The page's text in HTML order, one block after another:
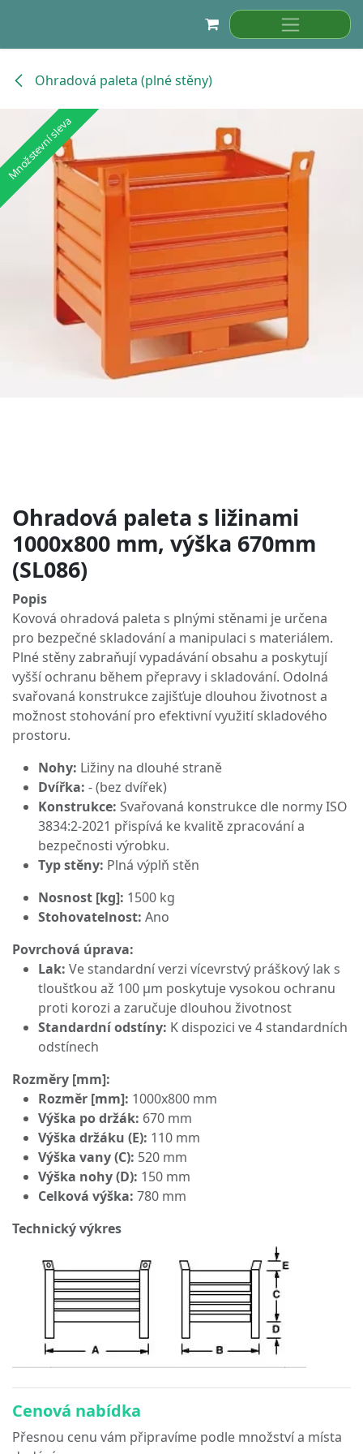
Ohradová paleta (plné stěny)
Množstevní sleva
Ohradová paleta s ližinami
1000x800 mm, výška 670mm
(SL086)
Popis
Kovová ohradová paleta s plnými stěnami je určena
pro bezpečné skladování a manipulaci s materiálem.
Plné stěny zabraňují vypadávání obsahu a poskytují
vyšší ochranu během přepravy i skladování. Odolná
svařovaná konstrukce zajišťuje dlouhou životnost a
možnost stohování pro efektivní využití skladového
prostoru.
Nohy: Ližiny na dlouhé straně
Dvířka: - (bez dvířek)
Konstrukce: Svařovaná konstrukce dle normy ISO
3834:2-2021 přispívá ke kvalitě zpracování a
bezpečnosti výrobku.
Typ stěny: Plná výplň stěn
Nosnost [kg]: 1500 kg
Stohovatelnost: Ano
Povrchová úprava:
Lak: Ve standardní verzi vícevrstvý práškový lak s
tloušťkou až 100 μm poskytuje vysokou ochranu
proti korozi a zaručuje dlouhou životnost
Standardní odstíny: K dispozici ve 4 standardních
odstínech
Rozměry [mm]:
Rozměr [mm]: 1000x800 mm
Výška po držák: 670 mm
Výška držáku (E): 110 mm
Výška vany (C): 520 mm
Výška nohy (D): 150 mm
Celková výška: 780 mm
Technický výkres
Cenová nabídka
Přesnou cenu vám připravíme podle množství a místa